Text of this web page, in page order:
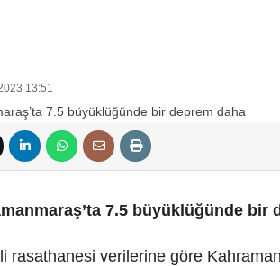
13:51
7.5 büyüklüğünde bir
rasathanesi verilerine göre